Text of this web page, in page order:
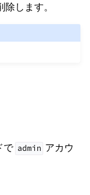
します。
で admin アカウ